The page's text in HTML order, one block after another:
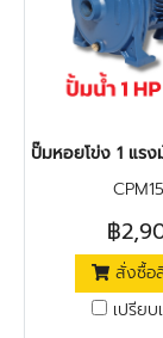
ปั๊มหอยโข่ง 1 แรง
฿
สั่งซื้อ
เปรีย